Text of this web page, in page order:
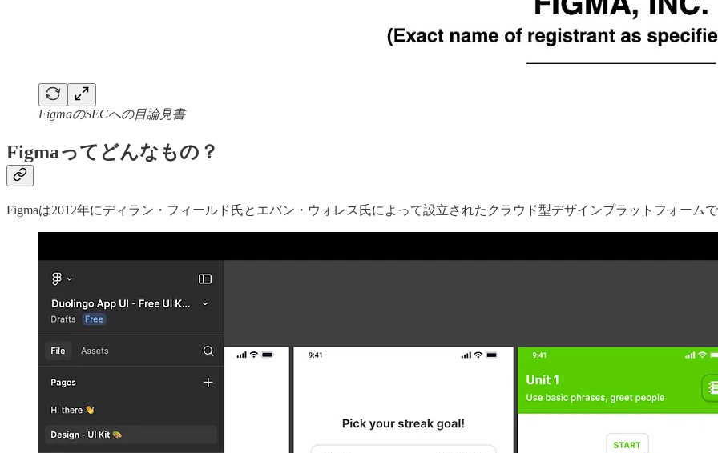
FigmaのSECへの目論見書
Figmaってどんなもの？
Figmaは2012年にディラン・フィールド氏とエバン・ウォレス氏によって設立されたクラウド型デザインプラットフォーム